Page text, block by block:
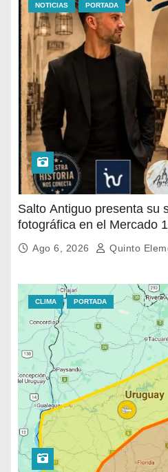
NOTICIAS PORTADA
Salto Antiguo presenta su
fotográfica en el Mercado
Ago 6, 2026 Quinto
CLIMA PORTADA